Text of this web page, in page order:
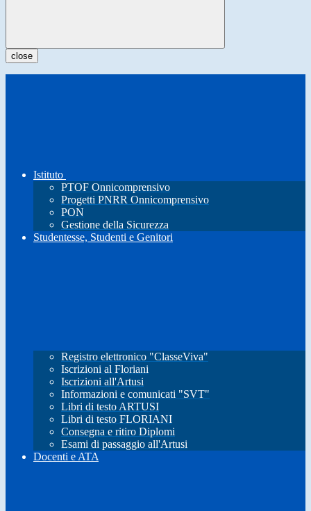
close
Istituto
PTOF Onnicomprensivo
Progetti PNRR Onnicomprensivo
PON
Gestione della Sicurezza
Studentesse, Studenti e Genitori
Registro elettronico "ClasseViva"
Iscrizioni al Floriani
Iscrizioni all'Artusi
Informazioni e comunicati "SVT"
Libri di testo ARTUSI
Libri di testo FLORIANI
Consegna e ritiro Diplomi
Esami di passaggio all'Artusi
Docenti e ATA